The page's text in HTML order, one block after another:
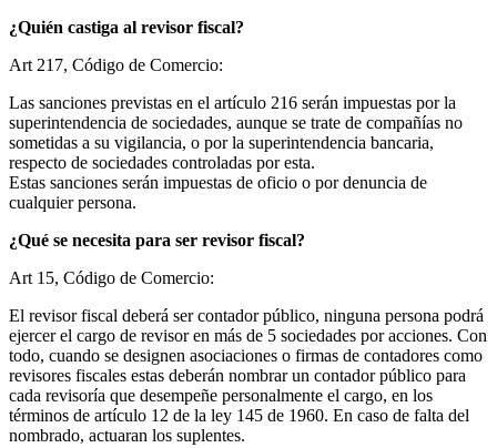
¿Quién castiga al revisor fiscal?
Art 217, Código de Comercio:
Las sanciones previstas en el artículo 216 serán impuestas por la
superintendencia de sociedades, aunque se trate de compañías no
sometidas a su vigilancia, o por la superintendencia bancaria,
respecto de sociedades controladas por esta.
Estas sanciones serán impuestas de oficio o por denuncia de
cualquier persona.
¿Qué se necesita para ser revisor fiscal?
Art 15, Código de Comercio:
El revisor fiscal deberá ser contador público, ninguna persona podrá
ejercer el cargo de revisor en más de 5 sociedades por acciones. Con
todo, cuando se designen asociaciones o firmas de contadores como
revisores fiscales estas deberán nombrar un contador público para
cada revisoría que desempeñe personalmente el cargo, en los
términos de artículo 12 de la ley 145 de 1960. En caso de falta del
nombrado, actuaran los suplentes.